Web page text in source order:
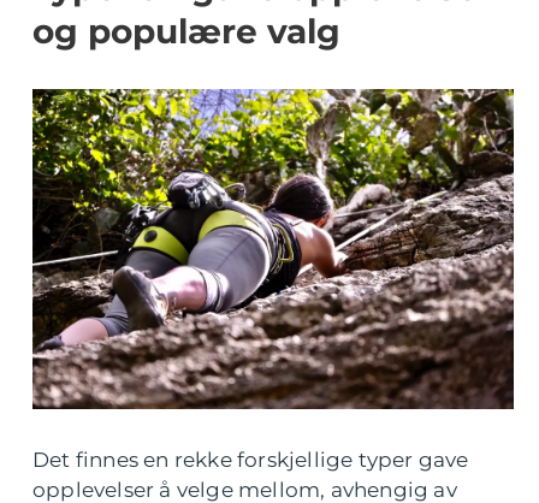
og populære valg
Det finnes en rekke forskjellige typer gave
opplevelser å velge mellom, avhengig av